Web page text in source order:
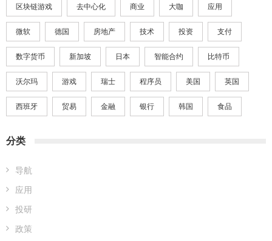
区块链游戏 去中心化 商业 大咖 应用
微软 德国 房地产 技术 投资 支付
数字货币 新加坡 日本 智能合约 比特币
沃尔玛 游戏 瑞士 程序员 美国 英国
西班牙 贸易 金融 银行 韩国 食品
分类
导航
应用
投研
政策